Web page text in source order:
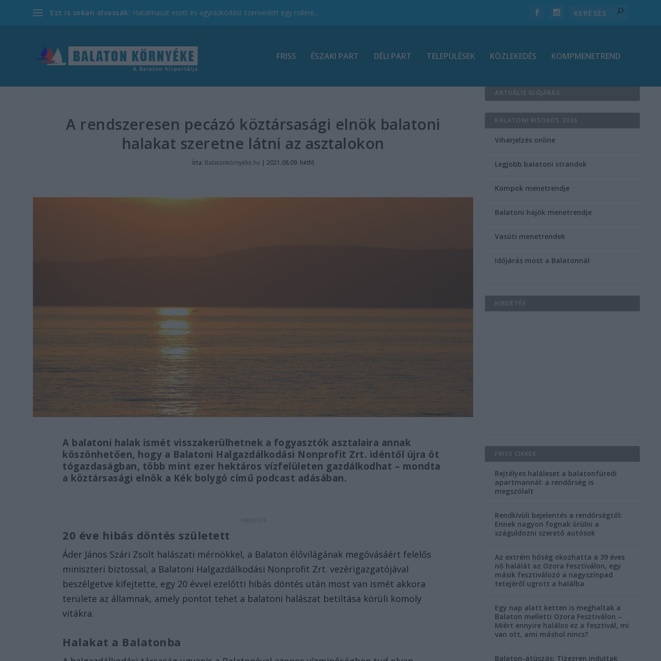
Ezt is sokan olvassák: Hatalmasat esett és agyrázkódást szenvedett egy rollere...
FRISS ÉSZAKI PART DÉLI PART TELEPÜLÉSEK KÖZLEKEDÉS KOMPMENETREND
A rendszeresen pecázó köztársasági elnök balatoni
halakat szeretne látni az asztalokon
Írta: Balatonkörnyéke.hu | 2021.08.09. hétfő
A balatoni halak ismét visszakerülhetnek a fogyasztók asztalaira annak
köszönhetően, hogy a Balatoni Halgazdálkodási Nonprofit Zrt. idéntől újra öt
tógazdaságban, több mint ezer hektáros vízfelületen gazdálkodhat – mondta
a köztársasági elnök a Kék bolygó című podcast adásában.
20 éve hibás döntés született
Áder János Szári Zsolt halászati mérnökkel, a Balaton élővilágának megóvásáért felelős
miniszteri biztossal, a Balatoni Halgazdálkodási Nonprofit Zrt. vezérigazgatójával
beszélgetve kifejtette, egy 20 évvel ezelőtti hibás döntés után most van ismét akkora
területe az államnak, amely pontot tehet a balatoni halászat betiltása körüli komoly
vitákra.
Halakat a Balatonba
AKTUÁLIS IDŐJÁRÁS
BALATONI KISOKOS 2026
Viharjelzés online
Legjobb balatoni strandok
Kompok menetrendje
Balatoni hajók menetrendje
Vasúti menetrendek
Időjárás most a Balatonnál
HIRDETÉS
FRISS CIKKEK
Rejtélyes haláleset a balatonfüredi
apartmannál: a rendőrség is
megszólalt
Rendkívüli bejelentés a rendőrségtől:
Ennek nagyon fognak örülni a
száguldozni szerető autósok
Az extrém hőség okozhatta a 39 éves
nő halálát az Ozora Fesztiválon, egy
másik fesztiválozó a nagyszínpad
tetejéről ugrott a halálba
Egy nap alatt ketten is meghaltak a
Balaton melletti Ozora Fesztiválon –
Miért ennyire halálos ez a fesztivál, mi
van ott, ami máshol nincs?
Balaton-átúszás: Tízezren indultak